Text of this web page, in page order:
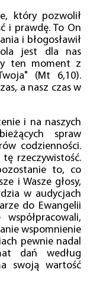
który pozwolił
i prawdę. To On
i błogosławił
jest dla nas
ten moment z
(Mt 6,10).
a nasz czas w
i na naszych
spraw
codzienności.
rzeczywistość.
to, co
i Wasze głosy,
w audycjach
do Ewangelii
wspomnienie
pewnie nadal
dań według
swoją wartość